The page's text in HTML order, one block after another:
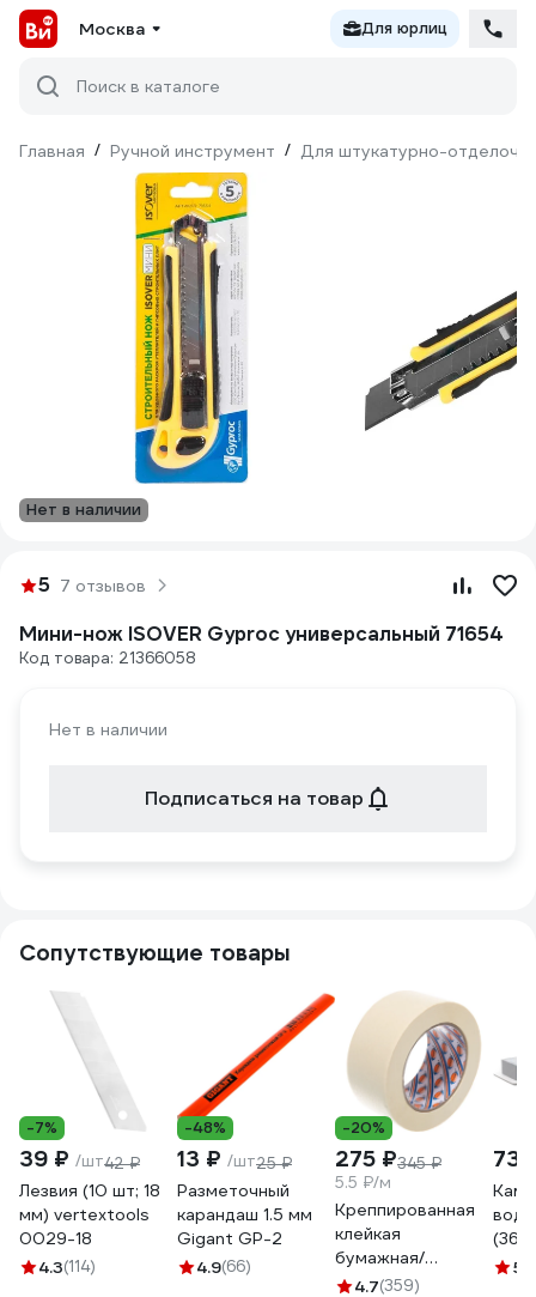
Москва Для юрлиц
Поиск в каталоге
Главная / Ручной инструмент / Для штукатурно-
Нет в наличии
5 7 отзывов
Мини-нож ISOVER Gyproc универсальный 71654
Код товара: 21366058
Нет в наличии
Подписаться на товар
Сопутствующие товары
-7%
39 ₽ /шт42 ₽
Лезвия (10 шт; 18
мм) vertextools
0029-18
4.3(114)
-48%
13 ₽ /шт25 ₽
Разметочный
карандаш 1.5 мм
Gigant GP-2
4.9(66)
-20%
275 ₽345 ₽
5.5 ₽/м
Креппированная
клейкая
бумажная/
малярная лента
4.7(359)
5